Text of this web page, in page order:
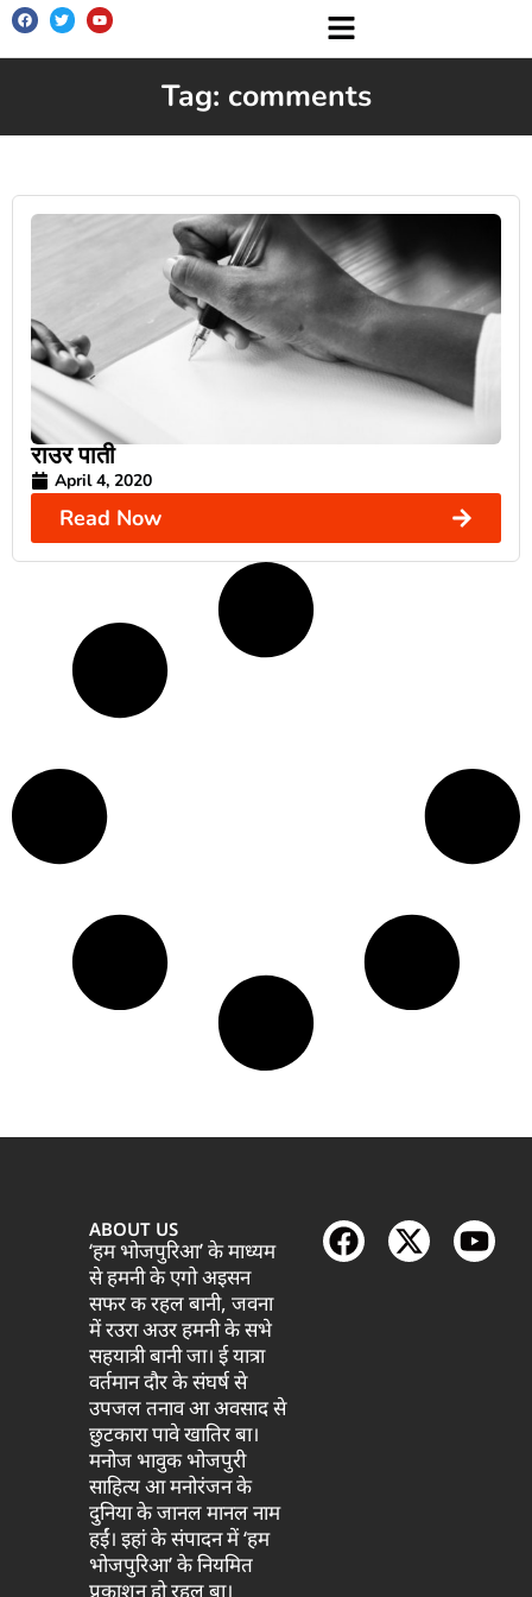
Tag: comments
राउर पाती
April 4, 2020
Read Now
ABOUT US
‘हम भोजपुरिआ’ के माध्यम
से हमनी के एगो अइसन
सफर क रहल बानी, जवना
में रउरा अउर हमनी के सभे
सहयात्री बानी जा। ई यात्रा
वर्तमान दौर के संघर्ष से
उपजल तनाव आ अवसाद से
छुटकारा पावे खातिर बा।
मनोज भावुक भोजपुरी
साहित्य आ मनोरंजन के
दुनिया के जानल मानल नाम
हईं। इहां के संपादन में ‘हम
भोजपुरिआ’ के नियमित
प्रकाशन हो रहल बा।